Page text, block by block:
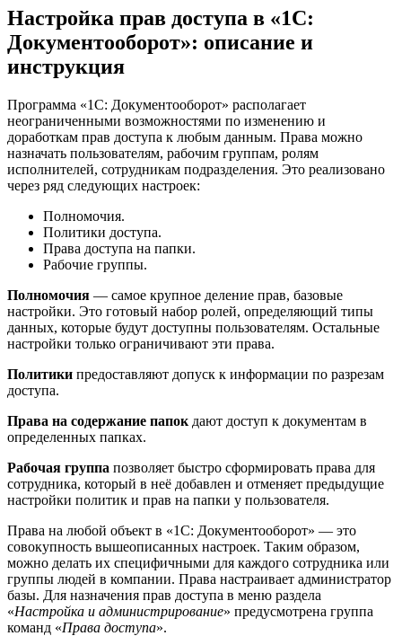
Настройка прав доступа в «1С:
Документооборот»: описание и
инструкция
Программа «1С: Документооборот» располагает
неограниченными возможностями по изменению и
доработкам прав доступа к любым данным. Права можно
назначать пользователям, рабочим группам, ролям
исполнителей, сотрудникам подразделения. Это реализовано
через ряд следующих настроек:
Полномочия.
Политики доступа.
Права доступа на папки.
Рабочие группы.
Полномочия — самое крупное деление прав, базовые
настройки. Это готовый набор ролей, определяющий типы
данных, которые будут доступны пользователям. Остальные
настройки только ограничивают эти права.
Политики предоставляют допуск к информации по разрезам
доступа.
Права на содержание папок дают доступ к документам в
определенных папках.
Рабочая группа позволяет быстро сформировать права для
сотрудника, который в неё добавлен и отменяет предыдущие
настройки политик и прав на папки у пользователя.
Права на любой объект в «1С: Документооборот» — это
совокупность вышеописанных настроек. Таким образом,
можно делать их специфичными для каждого сотрудника или
группы людей в компании. Права настраивает администратор
базы. Для назначения прав доступа в меню раздела
«Настройка и администрирование» предусмотрена группа
команд «Права доступа».